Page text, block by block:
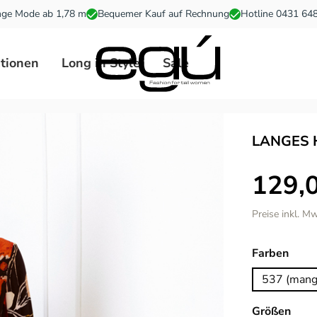
Mode ab 1,78 m Bequemer Kauf auf Rechnung Hotline 0431
Long in Style Sale
LANGES
Preise inkl.
Farben
537
Größen